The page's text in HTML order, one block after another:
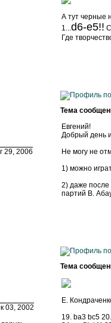
А тут черные
1...d6-e5!!
Где
Тема
29, 2006
Евгений!
Добрый день
Не могу не
1) можно
2) даже после
партий В.
Тема
03, 2002
Е.
19. ba3 bc5